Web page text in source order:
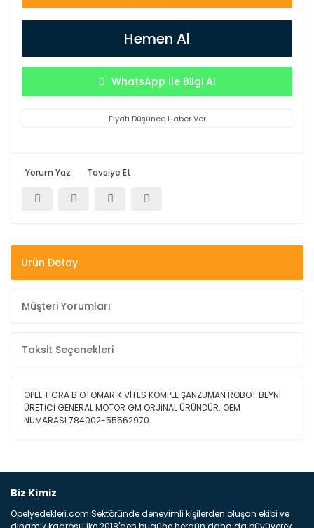
Hemen Al
WhatsApp İle Bilgi Al
Fiyatı Düşünce Haber Ver
Yorum Yaz Tavsiye Et
Ürün Detay
Müşteri Yorumları
Taksit Seçenekleri
OPEL TİGRA B OTOMARİK VİTES KOMPLE ŞANZUMAN ROBOT BEYNİ
ÜRETİCİ GENERAL MOTOR GM ORJİNAL ÜRÜNDÜR. OEM
NUMARASI 784002-55562970.
Yorum Yaz
Biz Kimiz
Opelyedekleri.com Sektöründe deneyimli kişilerden oluşan ekibi ve